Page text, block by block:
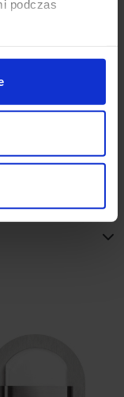
podczas
ZOL16 -